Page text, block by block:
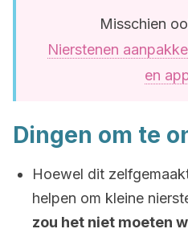
Misschien
Nierstenen
en
Dingen om te
Hoewel dit
helpen om kleine
zou het niet moeten